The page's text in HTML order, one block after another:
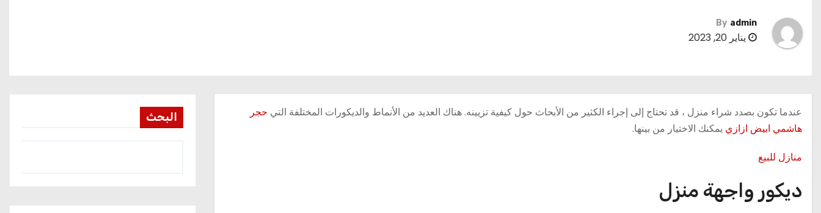
By admin
يناير 20, 2023
عندما تكون بصدد شراء منزل ، قد تحتاج إلى إجراء الكثير من الأبحاث حول كيفية تزيينه. هناك العديد من الأنماط والديكورات المختلفة التي حجر
هاشمي ابيض ازازي يمكنك الاختيار من بينها.
منازل للبيع
ديكور واجهة منزل
البحث